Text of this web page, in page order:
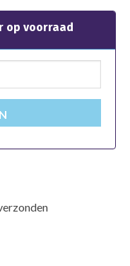
op voorraad